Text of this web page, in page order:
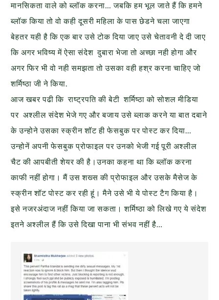
मानसिकता वाले को ब्लॉक करना… जबकि हम भूल जाते हैं कि हमने
ब्लॉक किया तो वो कही दूसरी महिला के पास छेडने चला जाएगा
बेहतर यही है कि एक बार उसे टोक दिया जाए उसे चेतावनी दे दी जाए
कि अगर भविष्य में ऐसा संदेश दुबारा भेजा तो अच्छा नही होगा और
अगर फिर भी वो नही समझता तो उसका वही हश्र करना चाहिए जो
शर्मिष्ठा जी ने किया.
आज खबर पढी कि राष्ट्रपति की बेटी शर्मिष्ठा को सोशल मीडिया
पर अश्लील संदेश भेजे गए और बजाय उसे ब्लाक करने या बात दबाने
के उन्होने उसका स्क्रीन शॉट ही फेसबुक पर पोस्ट कर दिया…
उन्होनें अपनी फेसबुक प्रोफाइल पर उनको भेजी गई पूरी अश्लील
चैट की आपबीती शेयर की है।उनका कहना था कि ब्लॉक करना
काफी नहीं होगा। मैं उस शख्स की प्रोफाइल और उसके मैसेज के
स्क्रीन शॉट पोस्ट कर रही हूं। मैने उसे भी ये पोस्ट टैग किया है।
इसे नजरअंदाज नहीं किया जा सकता। शर्मिष्ठा को लिखे गए ये संदेश
इतने अश्लील हैं कि उसे दिखा पाना भी संभव नहीं है…